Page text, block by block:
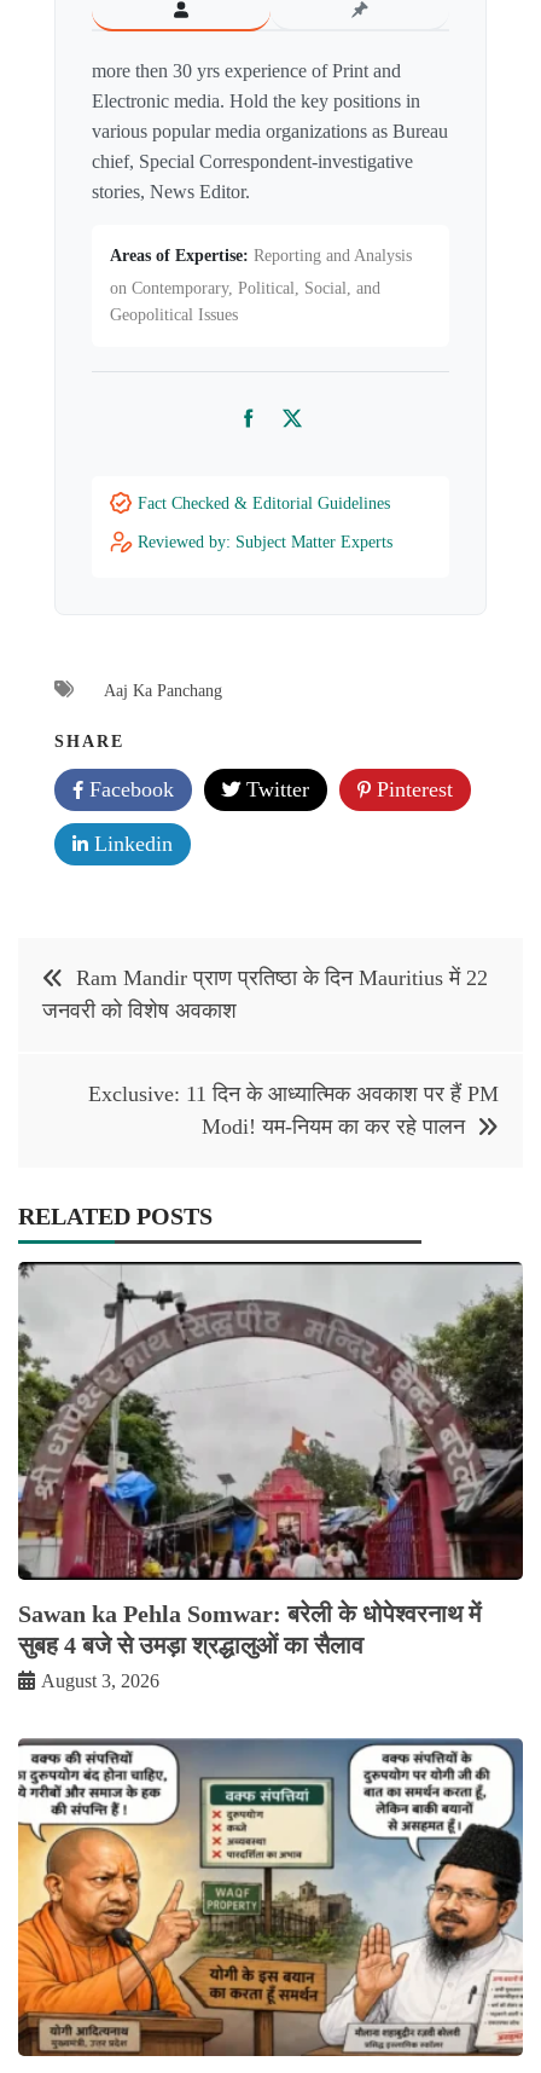
more then 30 yrs experience of Print and
Electronic media. Hold the key positions in
various popular media organizations as Bureau
chief, Special Correspondent-investigative
stories, News Editor.
Areas of Expertise: Reporting and Analysis
on Contemporary, Political, Social, and
Geopolitical Issues
FacebookTwitter
Fact Checked & Editorial Guidelines
Reviewed by: Subject Matter Experts
Aaj Ka Panchang
SHARE
Facebook Twitter Pinterest
Linkedin
Post
navigation
Ram Mandir प्राण प्रतिष्ठा के दिन Mauritius में 22
जनवरी को विशेष अवकाश
Exclusive: 11 दिन के आध्यात्मिक अवकाश पर हैं PM
Modi! यम-नियम का कर रहे पालन
RELATED POSTS
Sawan ka Pehla Somwar: बरेली के धोपेश्वरनाथ में
सुबह 4 बजे से उमड़ा श्रद्धालुओं का सैलाव
August 3, 2026